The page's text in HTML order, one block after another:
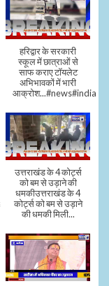
हरिद्वार के सरकारी
स्कूल में छात्राओं से
साफ कराए टॉयलेट
अभिभावकों में भारी
आक्रोश...#news#india
उत्तराखंड के 4 कोर्ट्स
को बम से उड़ाने की
धमकीउत्तराखंड के 4
कोर्ट्स को बम से उड़ाने
की धमकी मिली...